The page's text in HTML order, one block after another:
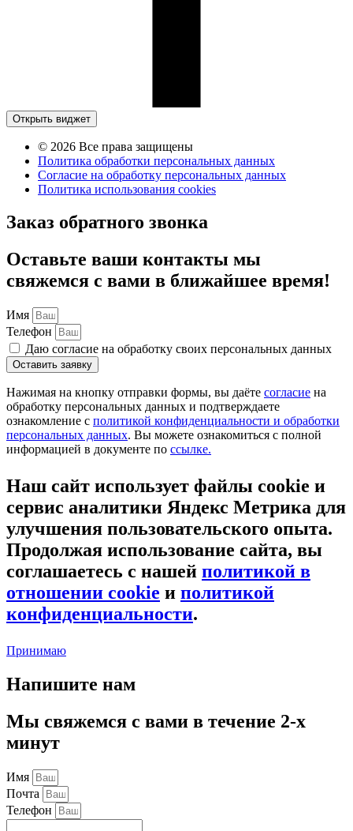
Открыть виджет
© 2026 Все права защищены
Политика обработки персональных данных
Согласие на обработку персональных данных
Политика использования cookies
Заказ обратного звонка
Оставьте ваши контакты мы
свяжемся с вами в ближайшее время!
Имя
Телефон
Даю согласие на обработку своих персональных данных
Оставить заявку
Нажимая на кнопку отправки формы, вы даёте согласие на
обработку персональных данных и подтверждаете
ознакомление с политикой конфиденциальности и обработки
персональных данных. Вы можете ознакомиться с полной
информацией в документе по ссылке.
Наш сайт использует файлы cookie и
сервис аналитики Яндекс Метрика для
улучшения пользовательского опыта.
Продолжая использование сайта, вы
соглашаетесь с нашей политикой в
отношении cookie и политикой
конфиденциальности.
Принимаю
Напишите нам
Мы свяжемся с вами в течение 2-х
минут
Имя
Почта
Телефон